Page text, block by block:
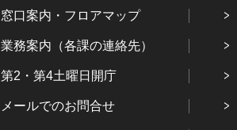
窓口案内・フロアマップ
業務案内（各課の連絡先）
第2・第4土曜日開庁
メールでのお問合せ